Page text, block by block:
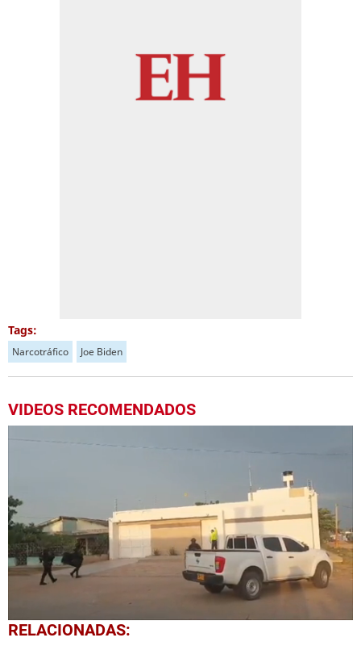
Tags:
Narcotráfico Joe Biden
VIDEOS RECOMENDADOS
0
seconds
RELACIONADAS: